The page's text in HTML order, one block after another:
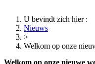
U bevindt zich hier :
Nieuws
>
Welkom op onze
Welkom op onze nieuwe